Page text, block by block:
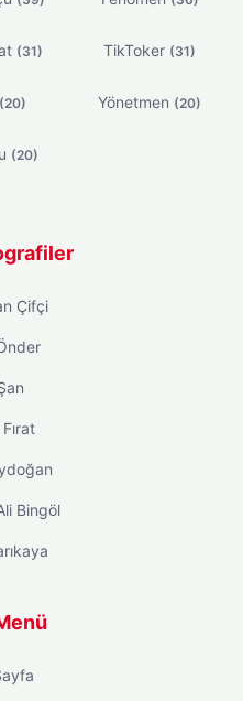
(31) TikToker (31)
(20) Yönetmen (20)
(20)
Çifçi
Bingöl